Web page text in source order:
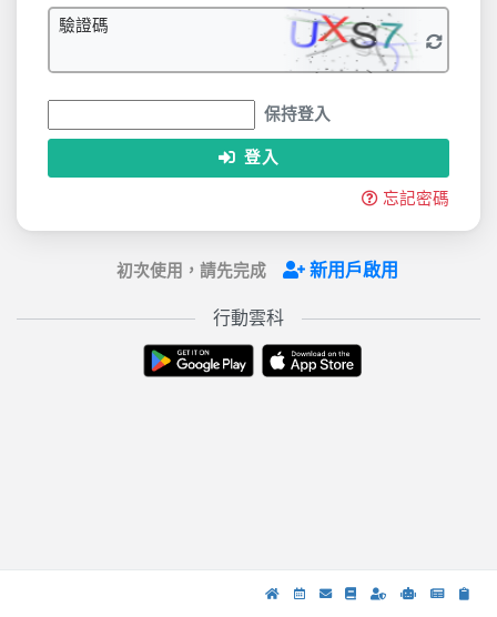
驗證碼
保持登入
登入
忘記密碼
初次使用，請先完成 新用戶啟用
行動雲科